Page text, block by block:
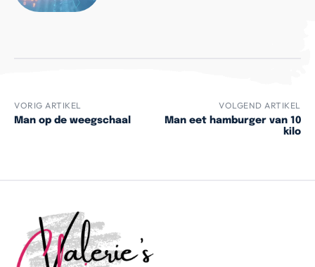
VORIG ARTIKEL
Man op de weegschaal
VOLGEND ARTIKEL
Man eet hamburger van 10
kilo